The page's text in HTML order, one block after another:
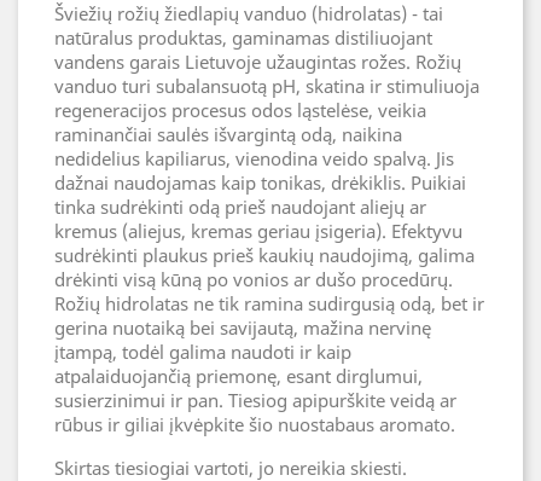
Šviežių rožių žiedlapių vanduo (hidrolatas) - tai
natūralus produktas, gaminamas distiliuojant
vandens garais Lietuvoje užaugintas rožes. Rožių
vanduo turi subalansuotą pH, skatina ir stimuliuoja
regeneracijos procesus odos ląstelėse, veikia
raminančiai saulės išvargintą odą, naikina
nedidelius kapiliarus, vienodina veido spalvą. Jis
dažnai naudojamas kaip tonikas, drėkiklis. Puikiai
tinka sudrėkinti odą prieš naudojant aliejų ar
kremus (aliejus, kremas geriau įsigeria). Efektyvu
sudrėkinti plaukus prieš kaukių naudojimą, galima
drėkinti visą kūną po vonios ar dušo procedūrų.
Rožių hidrolatas ne tik ramina sudirgusią odą, bet ir
gerina nuotaiką bei savijautą, mažina nervinę
įtampą, todėl galima naudoti ir kaip
atpalaiduojančią priemonę, esant dirglumui,
susierzinimui ir pan. Tiesiog apipurškite veidą ar
rūbus ir giliai įkvėpkite šio nuostabaus aromato.
Skirtas tiesiogiai vartoti, jo nereikia skiesti.